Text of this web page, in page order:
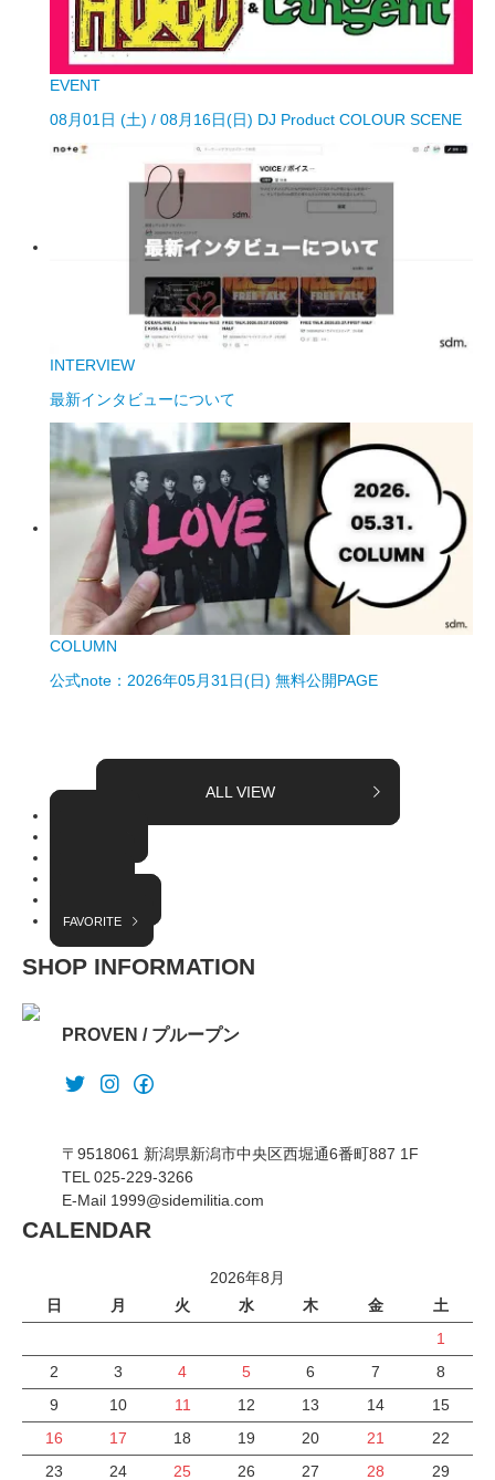
EVENT
08月01日 (土) / 08月16日(日) DJ Product COLOUR SCENE
INTERVIEW
最新インタビューについて
COLUMN
公式note：2026年05月31日(日) 無料公開PAGE
ALL VIEW
FAVORITE
SHOP INFORMATION
PROVEN / プループン
〒9518061 新潟県新潟市中央区西堀通6番町887 1F
TEL 025-229-3266
E-Mail 1999@sidemilitia.com
CALENDAR
2026年8月
日
月 火 水 木 金
土
1
2
3 4 5 6 7
8
9
10 11 12 13 14
15
16
17 18 19 20 21
22
23
24 25 26 27 28 29